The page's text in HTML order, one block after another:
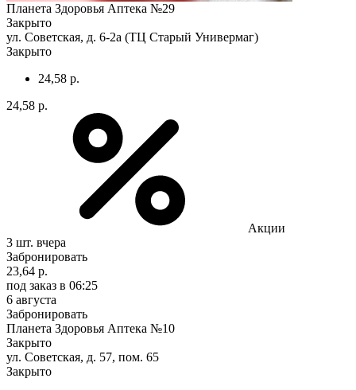
Планета Здоровья Аптека №29
Закрыто
ул. Советская, д. 6-2а (ТЦ Старый Универмаг)
Закрыто
24,58 р.
24,58 р.
Акции
3 шт. вчера
Забронировать
23,64 р.
под заказ в 06:25
6 августа
Забронировать
Планета Здоровья Аптека №10
Закрыто
ул. Советская, д. 57, пом. 65
Закрыто